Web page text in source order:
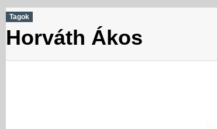
Tagok
Horváth Ákos